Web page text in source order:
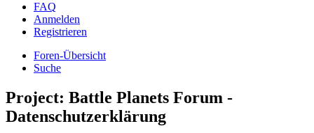
FAQ
Anmelden
Registrieren
Foren-Übersicht
Suche
Project: Battle Planets Forum -
Datenschutzerklärung